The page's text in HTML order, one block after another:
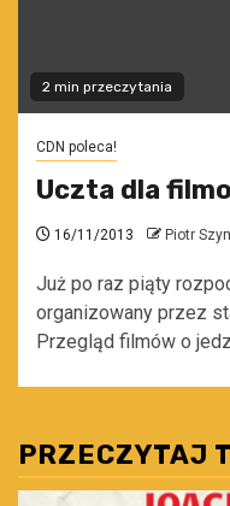
2 min przeczytania
CDN poleca!
Uczta dla
16/11/2013 Piotr
Już po raz piąty
organizowany przez
Przegląd filmów o
PRZECZYTAJ